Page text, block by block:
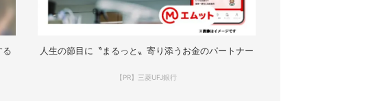
る 人生の節目に〝まるっと〟寄り添うお金のパートナー
【PR】三菱UFJ銀行